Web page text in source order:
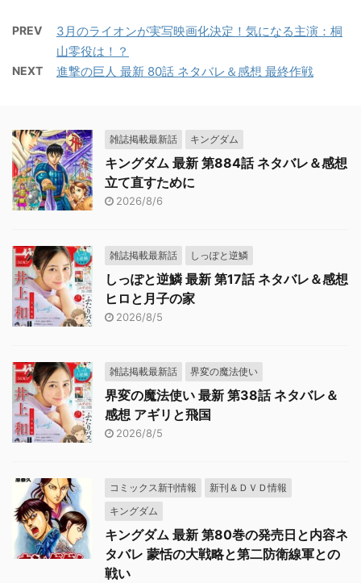
PREV
3月のライオンが実写映画化決定！気になる主演：桐
山零役は！？
NEXT 進撃の巨人 最新 80話 ネタバレ＆感想 最終作戦
雑誌掲載最新話 キングダム
キングダム 最新 第884話 ネタバレ＆感想
立て直すために
2026/8/6
雑誌掲載最新話 しっぽと逆鱗
しっぽと逆鱗 最新 第17話 ネタバレ＆感想
ヒロと月子の家
2026/8/5
雑誌掲載最新話 界変の魔法使い
界変の魔法使い 最新 第38話 ネタバレ＆
感想 アギリと飛国
2026/8/5
コミックス新刊情報
新刊＆ＤＶＤ情報
キングダム
キングダム 最新 第80巻の発売日と内容ネ
タバレ 蒙恬の大戦略と第二防衛線軍との
戦い